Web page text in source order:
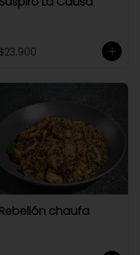
$23.900
Rebelión chaufa